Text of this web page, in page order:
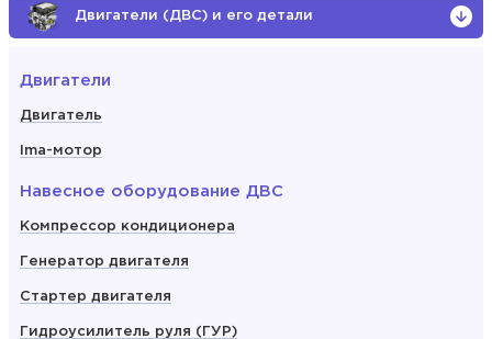
Двигатели (ДВС) и его детали
Двигатели
Двигатель
Ima-мотор
Навесное оборудование ДВС
Компрессор кондиционера
Генератор двигателя
Стартер двигателя
Гидроусилитель руля (ГУР)